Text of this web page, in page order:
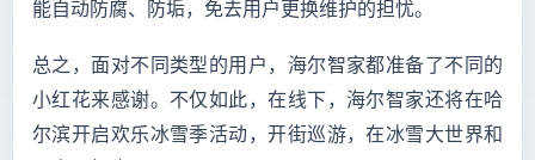
能自动防腐、防垢，免去用户更换维护的担忧。
总之，面对不同类型的用户，海尔智家都准备了不同的
小红花来感谢。不仅如此，在线下，海尔智家还将在哈
尔滨开启欢乐冰雪季活动，开街巡游，在冰雪大世界和